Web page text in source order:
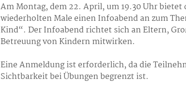
Am Montag, dem 22. April, um 19.30 Uhr
wiederholten Male einen Infoabend an zum
Kind“. Der Infoabend richtet sich an Eltern,
Betreuung von Kindern mitwirken.
Eine Anmeldung ist erforderlich, da die
Sichtbarkeit bei Übungen begrenzt ist.